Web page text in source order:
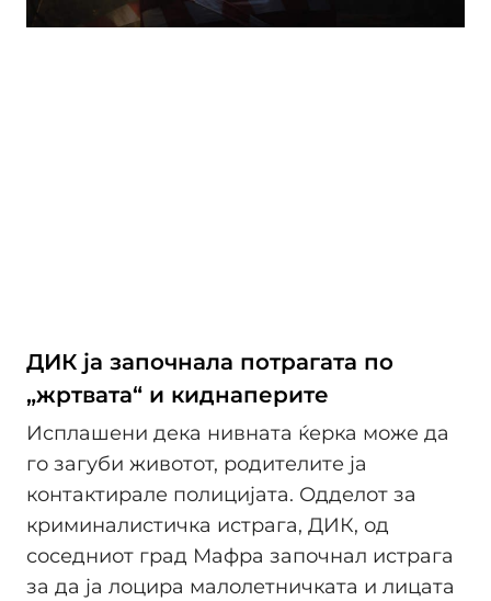
ДИК ја започнала потрагата по
„жртвата“ и киднаперите
Исплашени дека нивната ќерка може да
го загуби животот, родителите ја
контактирале полицијата. Одделот за
криминалистичка истрага, ДИК, од
соседниот град Мафра започнал истрага
за да ја лоцира малолетничката и лицата